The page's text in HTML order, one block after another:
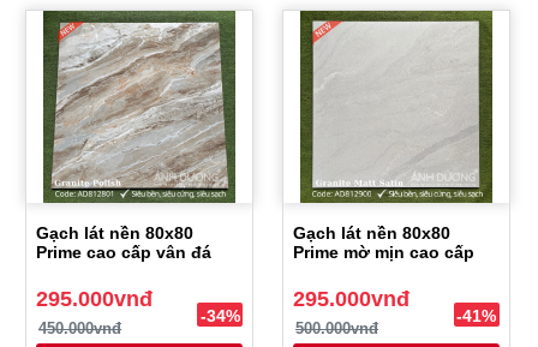
Gạch lát nền 80x80
Prime cao cấp vân đá
295.000vnđ
450.000vnđ
-34%
Gạch lát nền 80x80
Prime mờ mịn cao cấp
295.000vnđ
500.000vnđ
-41%